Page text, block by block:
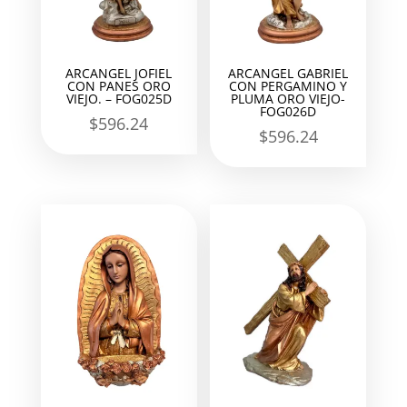
ARCANGEL JOFIEL
CON PANES ORO
VIEJO. – FOG025D
$596.24
ARCANGEL GABRIEL
CON PERGAMINO Y
PLUMA ORO VIEJO-
FOG026D
$596.24